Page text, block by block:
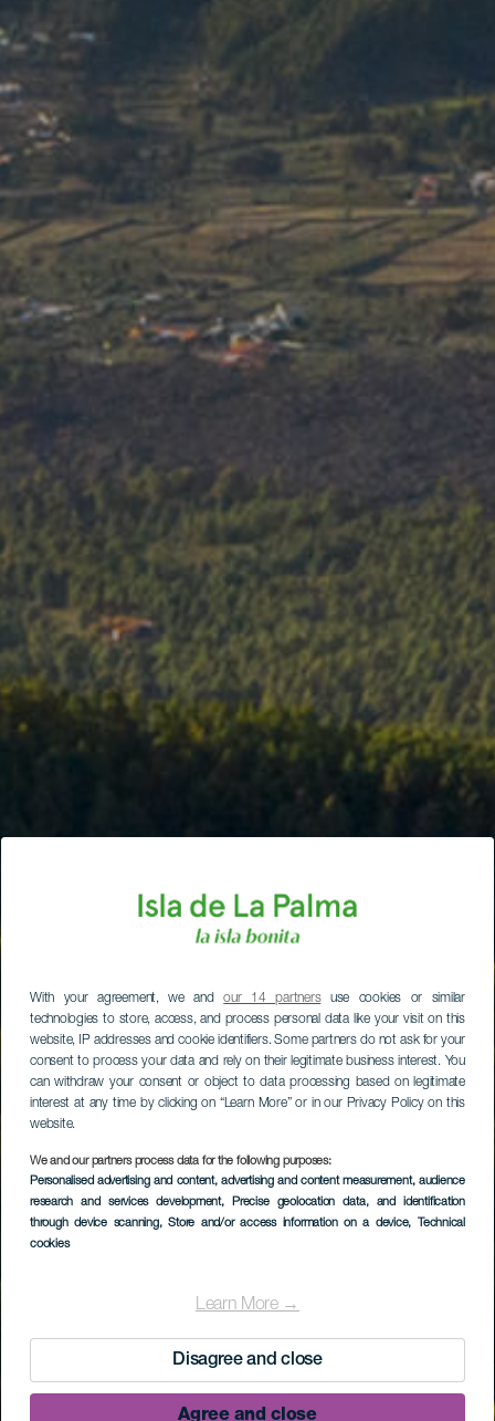
With your agreement, we andour 14 partnersuse cookies or similar
technologies to store, access, and process personal data like your visit on this
website, IP addresses and cookie identifiers. Some partners do not ask for your
consent to process your data and rely on their legitimate business interest. You
can withdraw your consent or object to data processing based on legitimate
interest at any time by clicking on “Learn More” or in our Privacy Policy on this
website.
We and our partners process data for the following purposes:
Personalised advertising and content, advertising and content measurement, audience
research and services development, Precise geolocation data, and identification
through device scanning, Store and/or access information on a device, Technical
cookies
Learn More →
Disagree and close
Agree and close